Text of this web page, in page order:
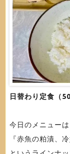
日替わり定食（
今日のメニューは
『赤魚の粕漬、